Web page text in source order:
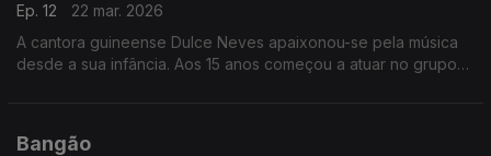
Ep. 12
22 mar. 2026
A cantora guineense Dulce Neves apaixonou-se pela música
desde a sua infância. Aos 15 anos começou a atuar no grupo
Bangão